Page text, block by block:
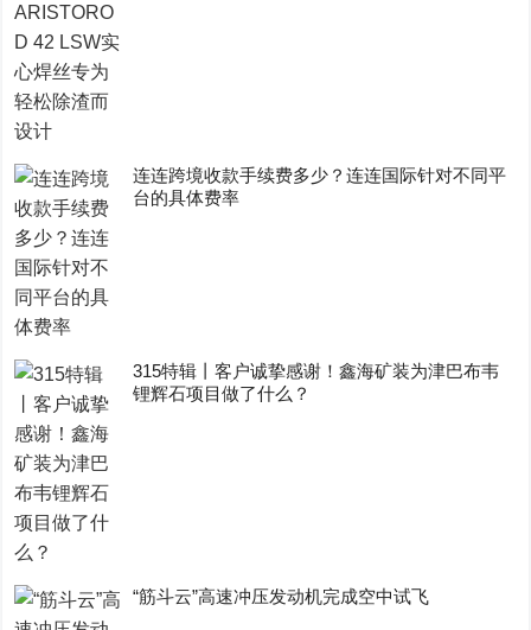
连连跨境收款手续费多少？连连国际针对不同平
台的具体费率
315特辑丨客户诚挚感谢！鑫海矿装为津巴布韦
锂辉石项目做了什么？
“筋斗云”高速冲压发动机完成空中试飞